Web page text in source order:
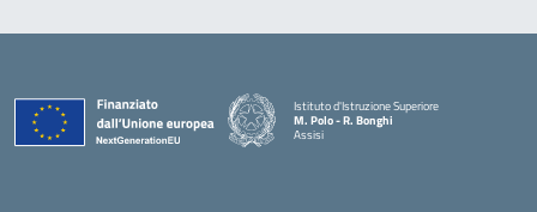
Istituto d'Istruzione Superiore
M. Polo - R. Bonghi
Assisi